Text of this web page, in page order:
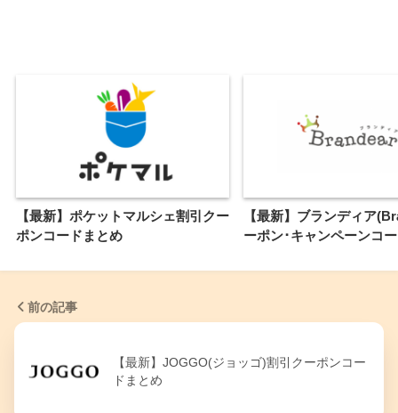
【最新】ポケットマルシェ割引クー
ポンコードまとめ
【最新】ブランディア
ーポン･キャンペーンコ
前の記事
【最新】JOGGO(ジョッゴ)割引クーポンコー
ドまとめ